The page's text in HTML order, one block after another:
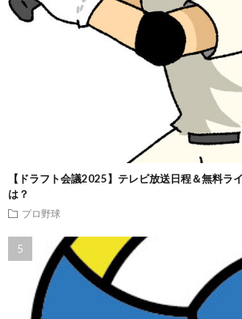
【ドラフト会議2025】テレビ放送日程＆無料ラ
は？
プロ野球